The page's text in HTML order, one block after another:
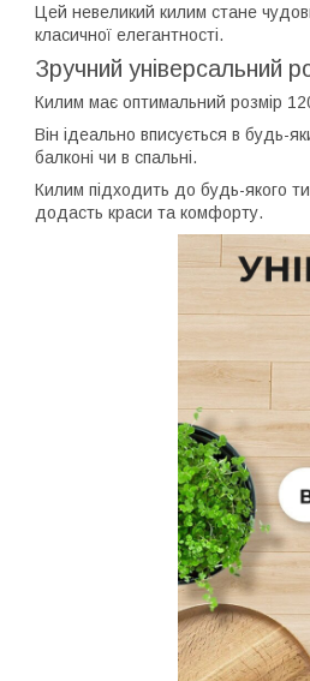
Цей невеликий килим стане
класичної елегантності.
Зручний універсальний
Килим має оптимальний розмір
Він ідеально вписується в будь-
балконі чи в спальні.
Килим підходить до будь-якого
додасть краси та комфорту.